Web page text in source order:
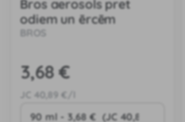
Bros aerosols pret
odiem un ērcēm
BROS
3,68 €
40 ,89 €/l